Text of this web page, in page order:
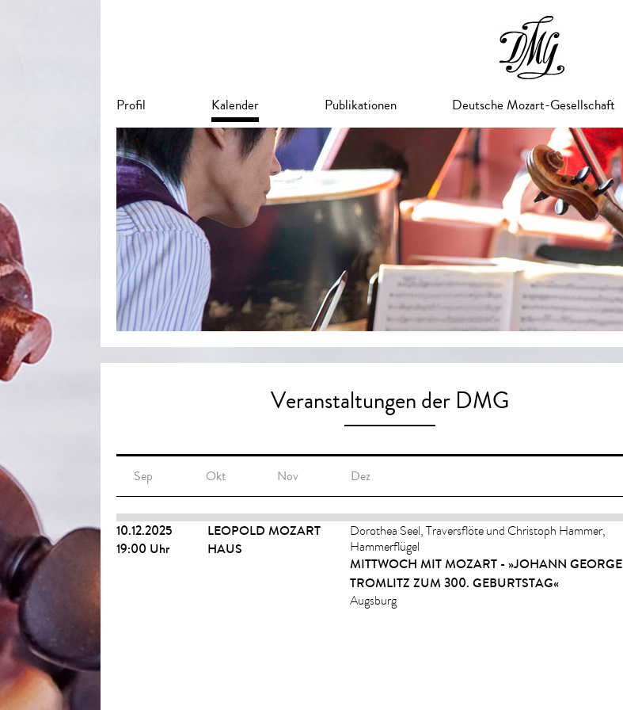
Profil Kalender Publikationen Deutsche Mozart-Gesellschaft
Veranstaltungen der DMG
Sep Okt Nov Dez
10.12.2025
19:00 Uhr
LEOPOLD MOZART
HAUS
Dorothea Seel, Traversflöte und Christoph Hammer,
Hammerflügel
MITTWOCH MIT MOZART - »JOHANN GEORGE
TROMLITZ ZUM 300. GEBURTSTAG«
Augsburg